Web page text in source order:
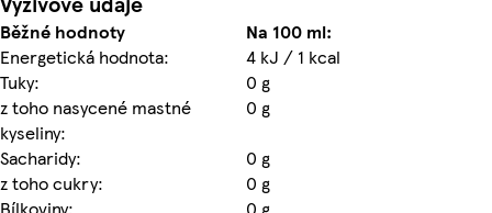
Běžné hodnoty
Na 100 ml:
Energetická hodnota:
4 kJ / 1 kcal
Tuky:
0 g
z toho nasycené mastné
kyseliny:
0 g
Sacharidy:
0 g
z toho cukry:
0 g